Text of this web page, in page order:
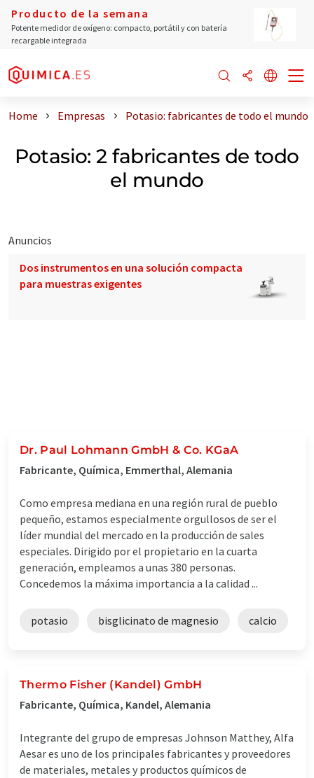
Producto de la semana
Potente medidor de oxígeno: compacto, portátil y con batería
recargable integrada
Home Empresas Potasio: fabricantes de todo el mundo
Potasio: 2 fabricantes de todo
el mundo
Anuncios
Dos instrumentos en una solución compacta
para muestras exigentes
Dr. Paul Lohmann GmbH & Co. KGaA
Fabricante, Química, Emmerthal, Alemania
Como empresa mediana en una región rural de pueblo
pequeño, estamos especialmente orgullosos de ser el
líder mundial del mercado en la producción de sales
especiales. Dirigido por el propietario en la cuarta
generación, empleamos a unas 380 personas.
Concedemos la máxima importancia a la calidad ...
potasio bisglicinato de magnesio calcio
Thermo Fisher (Kandel) GmbH
Fabricante, Química, Kandel, Alemania
Integrante del grupo de empresas Johnson Matthey, Alfa
Aesar es uno de los principales fabricantes y proveedores
de materiales, metales y productos químicos de